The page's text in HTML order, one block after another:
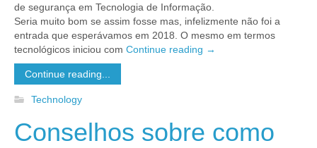
de segurança em Tecnologia de Informação.
Seria muito bom se assim fosse mas, infelizmente não foi a
entrada que esperávamos em 2018. O mesmo em termos
tecnológicos iniciou com Continue reading →
Continue reading...
Technology
Conselhos sobre como